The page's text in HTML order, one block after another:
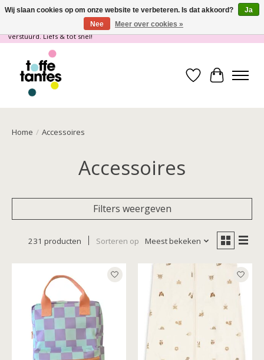
Wij gaan op vakantie! vanaf 4 juli t/m 21 juli worden er geen pakketjes
verstuurd. Liefs & tot snel!
Verlanglijst
Home / Accessoires
Accessoires
Filters weergeven
231 producten Sorteren op Meest bekeken
Wij slaan cookies op om onze website te verbeteren. Is dat akkoord?
Ja
Nee
Meer over cookies »